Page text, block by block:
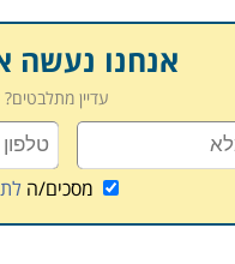
אילו כישורים
פנים ארגונית הן
את כישורי העובד,
העובד רוכש ידע
אנחנו נעשה
עדיין
מסכים/ה